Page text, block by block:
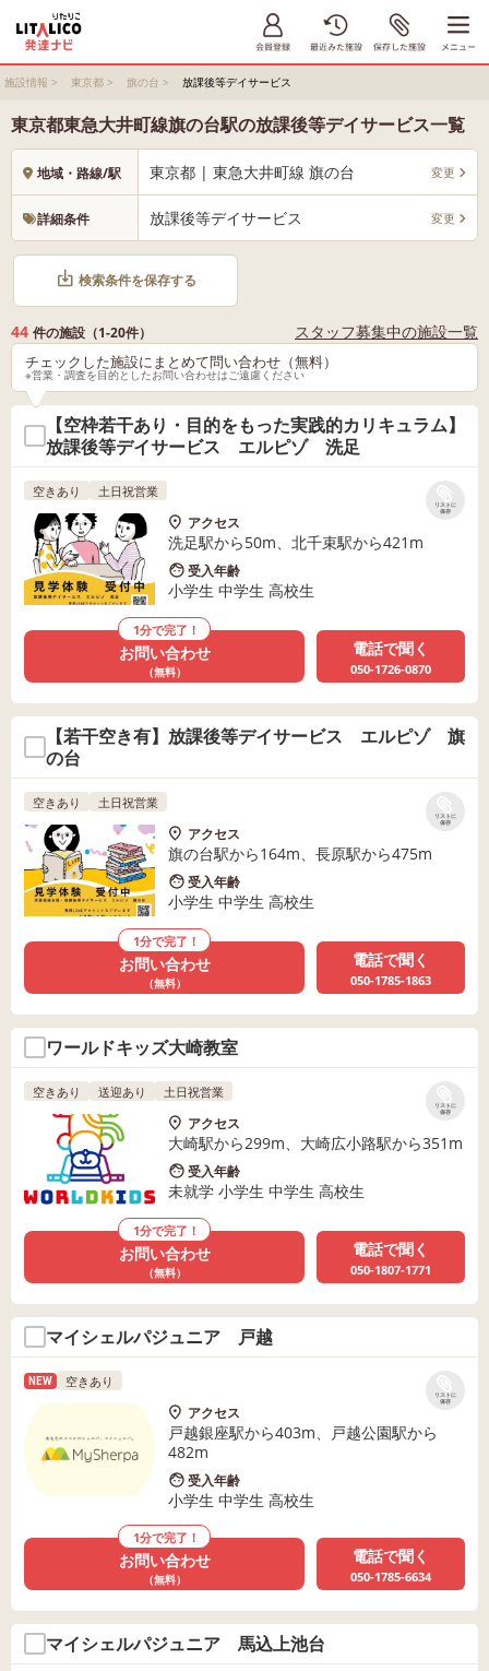
施設情報 > 東京都 > 旗の台 > 放課後等デイサービス
東京都東急大井町線旗の台駅の放課後等デイサービス一覧
地域・路線/駅 東京都 | 東急大井町線 旗の台 変更
詳細条件 放課後等デイサービス 変更
検索条件を保存する
44 件の施設（1-20件） スタッフ募集中の施設一覧
チェックした施設にまとめて問い合わせ（無料）
※営業・調査を目的としたお問い合わせはご遠慮ください
【空枠若干あり・目的をもった実践的カリキュラム】
放課後等デイサービス エルピゾ 洗足
リストに
保存
空きあり 土日祝営業
アクセス
洗足駅から50m、北千束駅から421m
受入年齢
小学生 中学生 高校生
1分で完了！
お問い合わせ
（無料）
電話で聞く
050-1726-0870
【若干空き有】放課後等デイサービス エルピゾ 旗
の台
リストに
保存
空きあり 土日祝営業
アクセス
旗の台駅から164m、長原駅から475m
受入年齢
小学生 中学生 高校生
1分で完了！
お問い合わせ
（無料）
電話で聞く
050-1785-1863
ワールドキッズ大崎教室
リストに
保存
空きあり 送迎あり 土日祝営業
アクセス
大崎駅から299m、大崎広小路駅から351m
受入年齢
未就学 小学生 中学生 高校生
1分で完了！
お問い合わせ
（無料）
電話で聞く
050-1807-1771
マイシェルパジュニア 戸越
リストに
保存
NEW 空きあり
アクセス
戸越銀座駅から403m、戸越公園駅から
482m
受入年齢
小学生 中学生 高校生
1分で完了！
お問い合わせ
（無料）
電話で聞く
050-1785-6634
マイシェルパジュニア 馬込上池台